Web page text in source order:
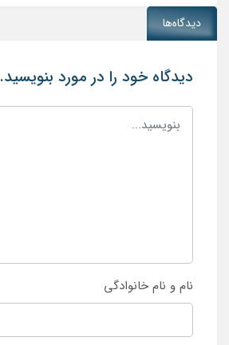
دیدگاه‌ها
دیدگاه خود را در مورد بنویسید.
نام و نام خانوادگی